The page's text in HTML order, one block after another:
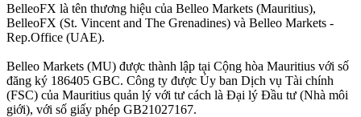
BelleoFX là tên thương hiệu của Belleo Markets (Mauritius),
BelleoFX (St. Vincent and The Grenadines) và Belleo Markets -
Rep.Office (UAE).
Belleo Markets (MU) được thành lập tại Cộng hòa Mauritius với số
đăng ký 186405 GBC. Công ty được Ủy ban Dịch vụ Tài chính
(FSC) của Mauritius quản lý với tư cách là Đại lý Đầu tư (Nhà môi
giới), với số giấy phép GB21027167.